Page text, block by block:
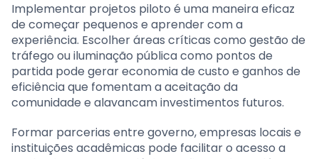
Implementar projetos piloto é uma maneira eficaz
de começar pequenos e aprender com a
experiência. Escolher áreas críticas como gestão de
tráfego ou iluminação pública como pontos de
partida pode gerar economia de custo e ganhos de
eficiência que fomentam a aceitação da
comunidade e alavancam investimentos futuros.
Formar parcerias entre governo, empresas locais e
instituições acadêmicas pode facilitar o acesso a